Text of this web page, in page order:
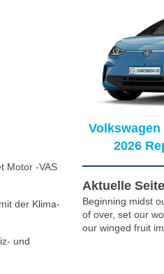
Motor -VAS
der Klima-
und
Volkswagen
2026
Aktuelle
Beginning midst
of over, set our
our winged fruit